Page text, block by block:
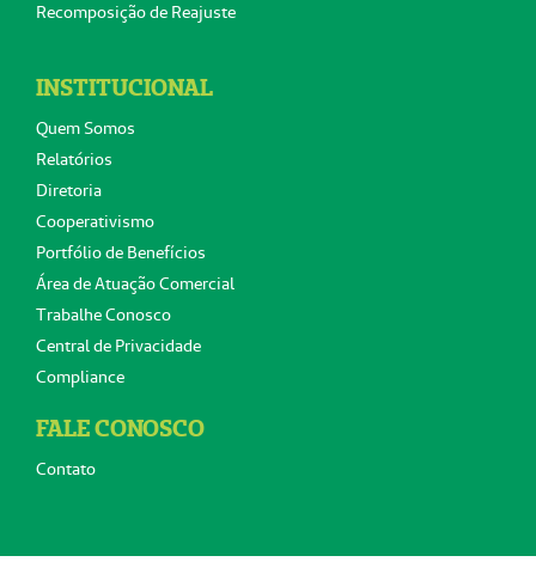
Recomposição de Reajuste
INSTITUCIONAL
Quem Somos
Relatórios
Diretoria
Cooperativismo
Portfólio de Benefícios
Área de Atuação Comercial
Trabalhe Conosco
Central de Privacidade
Compliance
FALE CONOSCO
Contato